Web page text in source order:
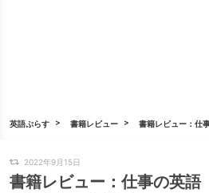
英語ぷらす 書籍レビュー 書籍レビュー：仕
2022年9月15日
書籍レビュー：仕事の英